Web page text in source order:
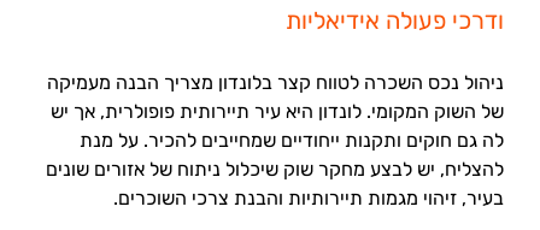
ודרכי פעולה אידיאליות
ניהול נכס השכרה לטווח קצר בלונדון מצריך הבנה מעמיקה
של השוק המקומי. לונדון היא עיר תיירותית פופולרית, אך יש
לה גם חוקים ותקנות ייחודיים שמחייבים להכיר. על מנת
להצליח, יש לבצע מחקר שוק שיכלול ניתוח של אזורים שונים
בעיר, זיהוי מגמות תיירותיות והבנת צרכי השוכרים.